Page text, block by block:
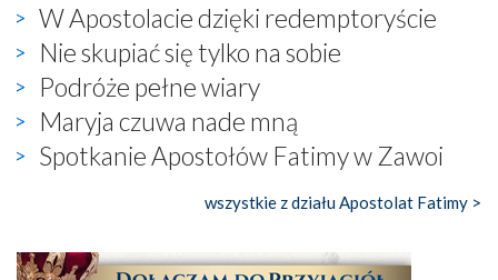
W Apostolacie dzięki redemptoryście
Nie skupiać się tylko na sobie
Podróże pełne wiary
Maryja czuwa nade mną
Spotkanie Apostołów Fatimy w Zawoi
wszystkie z działu Apostolat Fatimy >